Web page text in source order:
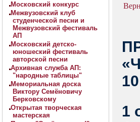
Московский конкурс
Межвузовский клуб
студенческой песни и
Межвузовский фестиваль
АП
Московский детско-
юношеский фестиваль
авторской песни
Архивная служба АП:
"народные таблицы"
Мемориальная доска
Виктору Семёновичу
Берковскому
Открытая творческая
мастерская
1